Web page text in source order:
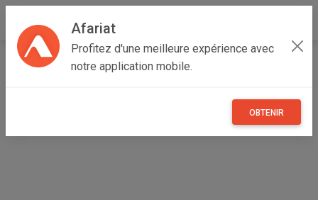
Afariat
Profitez d'une meilleure expérience avec
notre application mobile.
OBTENIR
Accueil Loisirs Grand Tunis Ben Arous